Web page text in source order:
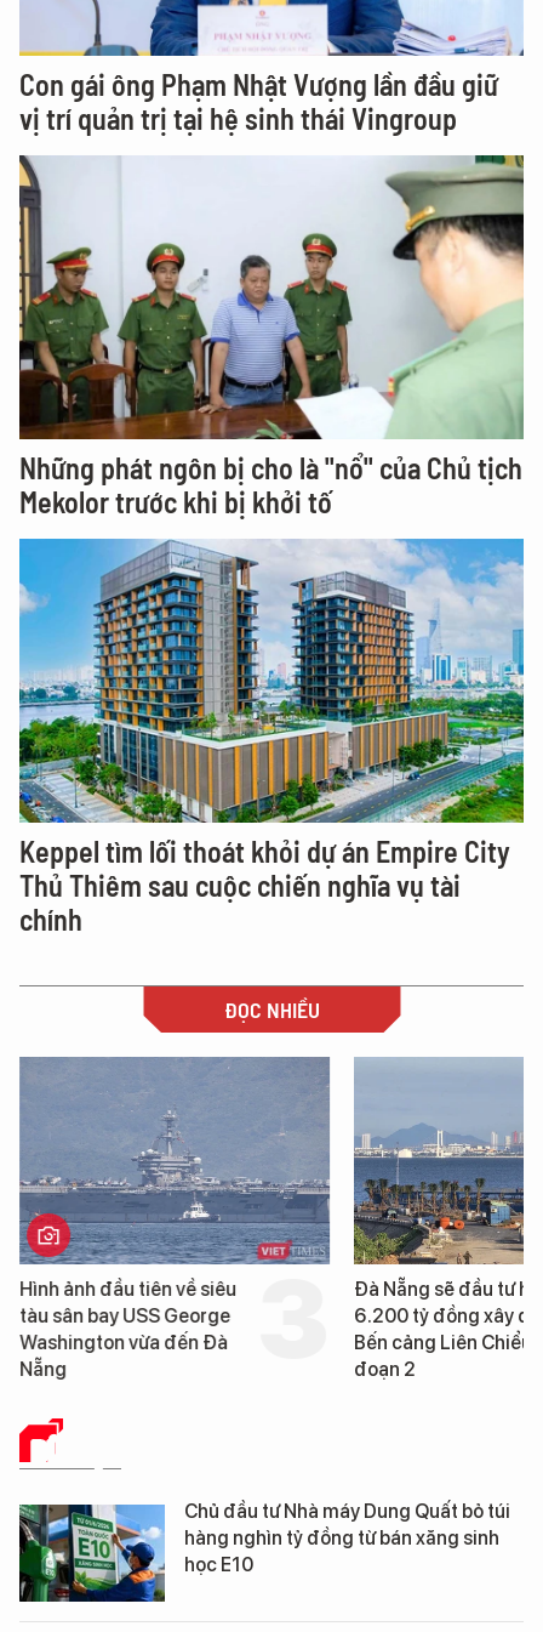
Con gái ông Phạm Nhật Vượng lần đầu giữ
vị trí quản trị tại hệ sinh thái Vingroup
Những phát ngôn bị cho là "nổ" của Chủ tịch
Mekolor trước khi bị khởi tố
Keppel tìm lối thoát khỏi dự án Empire City
Thủ Thiêm sau cuộc chiến nghĩa vụ tài
chính
ĐỌC NHIỀU
Hình ảnh đầu tiên về siêu
tàu sân bay USS George
Washington vừa đến Đà
Nẵng
Đà Nẵng sẽ đầu tư
6.200 tỷ đồng xây
Bến cảng Liên Chiểu
đoạn 2
DỮ LIỆU
Chủ đầu tư Nhà máy Dung Quất bỏ túi
hàng nghìn tỷ đồng từ bán xăng sinh
học E10